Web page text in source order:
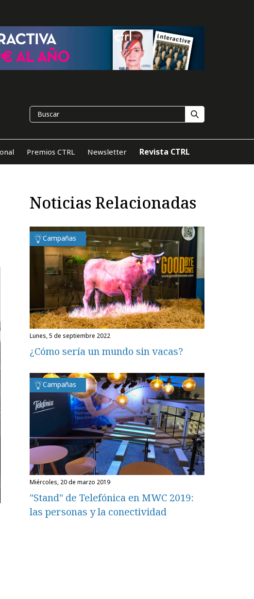
Premios CTRL Newsletter Revista CTRL
Noticias Relacionadas
Campañas
lunes, 5 de septiembre 2022
¿Cómo sería un mundo sin vacas?
Campañas
miércoles, 20 de marzo 2019
"Stand" de Telefónica en MWC 2019:
las personas y la conectividad